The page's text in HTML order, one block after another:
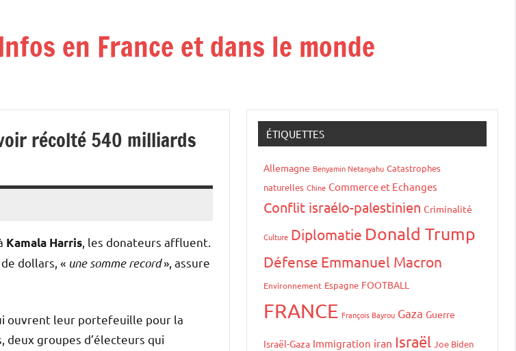
en France et dans le monde
récolté 540 milliards
Kamala Harris , les donateurs affluent.
dollars, « une somme record», assure
ouvrent leur portefeuille pour la
groupes d’électeurs qui
ÉTIQUETTES
Allemagne Benyamin Netanyahu Catastrophes
naturelles Chine Commerce et Echanges
Conflit israélo-palestinien Criminalité
Culture Diplomatie Donald Trump
Défense Emmanuel Macron
Environnement Espagne FOOTBALL
FRANCE François Bayrou Gaza Guerre
Israël-Gaza Immigration iran Israël Joe Biden